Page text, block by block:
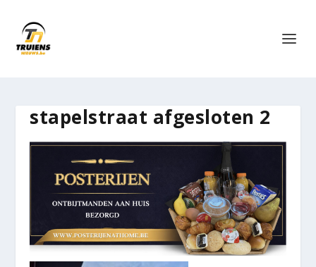
stapelstraat afgesloten 2